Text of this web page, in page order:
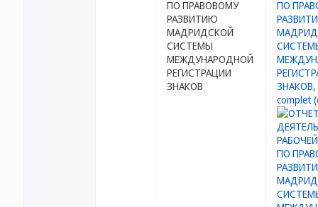
ПО ПРАВОВОМУ
РАЗВИТИЮ
МАДРИДСКОЙ
СИСТЕМЫ
МЕЖДУНАРОДНОЙ
РЕГИСТРАЦИИ
ЗНАКОВ